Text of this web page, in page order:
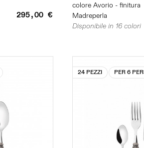
295,00 €
colore Avorio - finitura
Madreperla
Disponibile in 16 colori
24 PEZZI PER 6